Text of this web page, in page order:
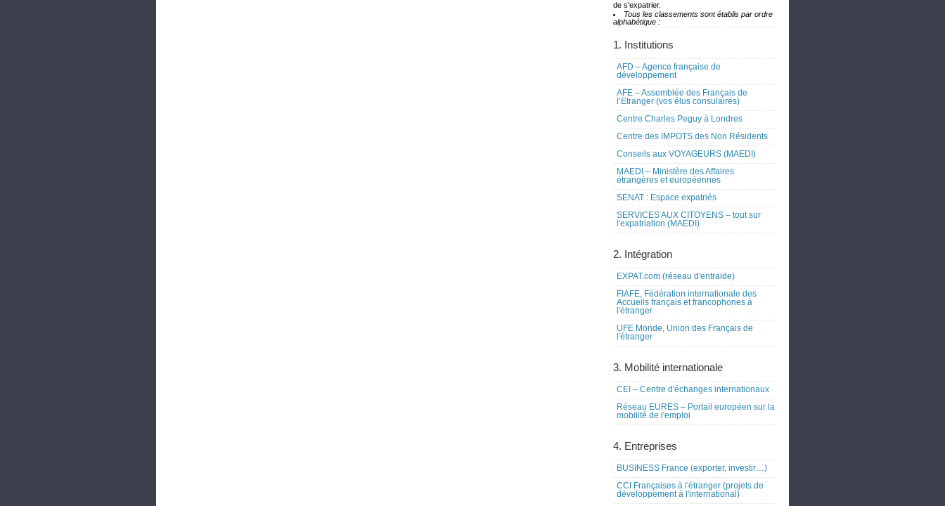
de s'expatrier.
Tous les classements sont établis par ordre
alphabétique :
1. Institutions
AFD – Agence française de
développement
AFE – Assemblée des Français de
l’Etranger (vos élus consulaires)
Centre Charles Peguy à Londres
Centre des IMPOTS des Non Résidents
Conseils aux VOYAGEURS (MAEDI)
MAEDI – Ministère des Affaires
étrangères et européennes
SENAT : Espace expatriés
SERVICES AUX CITOYENS – tout sur
l'expatriation (MAEDI)
2. Intégration
EXPAT.com (réseau d'entraide)
FIAFE, Fédération internationale des
Accueils français et francophones à
l'étranger
UFE Monde, Union des Français de
l'étranger
3. Mobilité internationale
CEI – Centre d'échanges internationaux
Réseau EURES – Portail européen sur la
mobilité de l'emploi
4. Entreprises
BUSINESS France (exporter, investir…)
CCI Françaises à l'étranger (projets de
développement à l'international)